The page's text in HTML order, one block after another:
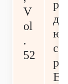
V
ol
.
52
ро
д
ю
се
ра
Bi